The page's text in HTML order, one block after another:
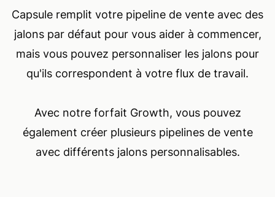
Capsule remplit votre pipeline de vente avec des
jalons par défaut pour vous aider à commencer,
mais vous pouvez personnaliser les jalons pour
qu'ils correspondent à votre flux de travail.
Avec notre forfait Growth, vous pouvez
également créer plusieurs pipelines de vente
avec différents jalons personnalisables.